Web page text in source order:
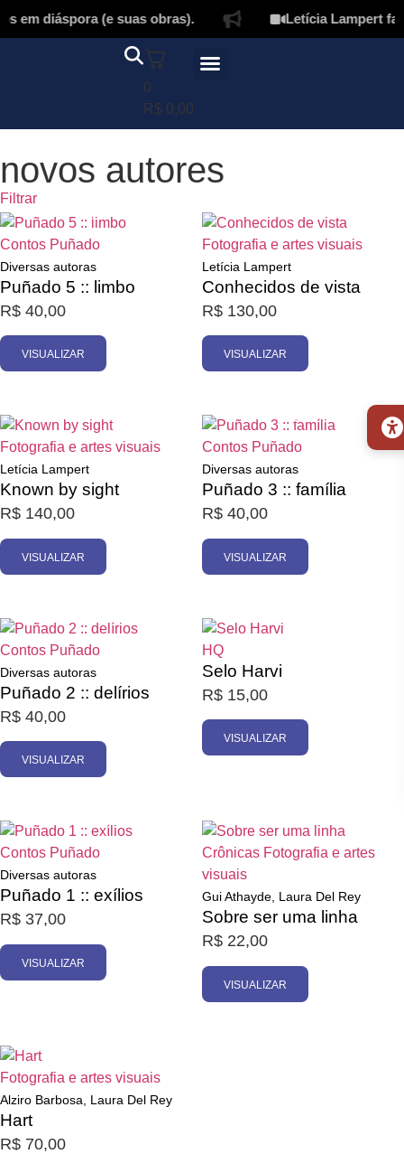
em diáspora (e suas obras). Letícia Lampert
0
R$ 0,00
novos autores
Filtrar
Promoção
Contos Puñado
Diversas autoras
Puñado 5 :: limbo
R$ 40,00
VISUALIZAR
Fotografia e artes visuais
Letícia Lampert
Conhecidos de vista
R$ 130,00
VISUALIZAR
Fotografia e artes visuais
Letícia Lampert
Known by sight
R$ 140,00
VISUALIZAR
Contos Puñado
Diversas autoras
Puñado 3 :: família
R$ 40,00
VISUALIZAR
Contos Puñado
Diversas autoras
Puñado 2 :: delírios
R$ 40,00
VISUALIZAR
HQ
Selo Harvi
R$ 15,00
VISUALIZAR
Contos Puñado
Diversas autoras
Puñado 1 :: exílios
R$ 37,00
VISUALIZAR
Crônicas Fotografia e artes
visuais
Gui Athayde, Laura Del Rey
Sobre ser uma linha
R$ 22,00
VISUALIZAR
Fotografia e artes visuais
Alziro Barbosa, Laura Del Rey
Hart
R$ 70,00